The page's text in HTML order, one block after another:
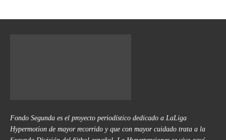
Fondo Segunda es el proyecto periodístico dedicado a LaLiga
Hypermotion de mayor recorrido y que con mayor cuidado trata a la